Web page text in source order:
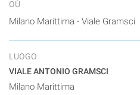
OÙ
Milano Marittima - Viale Gramsci
LUOGO
VIALE ANTONIO GRAMSCI
Milano Marittima